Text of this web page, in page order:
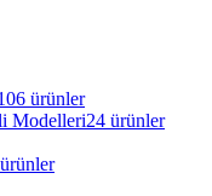
ürünler
Modelleri24 ürünler